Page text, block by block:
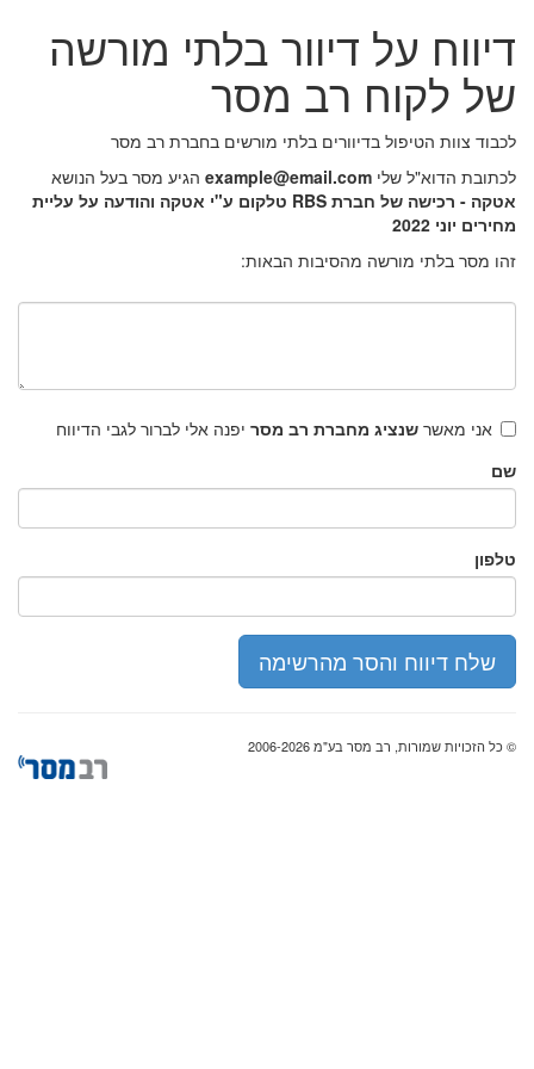
דיווח על דיוור בלתי מורשה
של לקוח רב מסר
לכבוד צוות הטיפול בדיוורים בלתי מורשים בחברת רב מסר
לכתובת הדוא"ל שלי example@email.com הגיע מסר בעל הנושא
אטקה - רכישה של חברת RBS טלקום ע"י אטקה והודעה על עליית
מחירים יוני 2022
זהו מסר בלתי מורשה מהסיבות הבאות:
אני מאשר שנציג מחברת רב מסר יפנה אלי לברור לגבי הדיווח
שם
טלפון
שלח דיווח והסר מהרשימה
© כל הזכויות שמורות, רב מסר בע"מ 2006-2026